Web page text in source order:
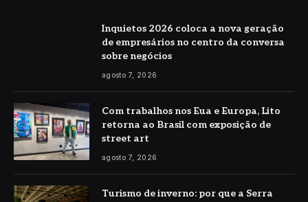
Inquietos 2026 coloca a nova geração
de empresários no centro da conversa
sobre negócios
agosto 7, 2026
Com trabalhos nos Eua e Europa, Lito
retorna ao Brasil com exposição de
street art
agosto 7, 2026
Turismo de inverno: por que a Serra